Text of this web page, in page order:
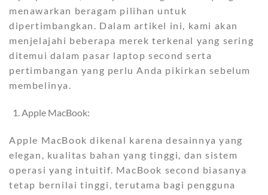
menawarkan beragam pilihan untuk
dipertimbangkan. Dalam artikel ini, kami akan
menjelajahi beberapa merek terkenal yang sering
ditemui dalam pasar laptop second serta
pertimbangan yang perlu Anda pikirkan sebelum
membelinya.
Apple MacBook:
Apple MacBook dikenal karena desainnya yang
elegan, kualitas bahan yang tinggi, dan sistem
operasi yang intuitif. MacBook second biasanya
tetap bernilai tinggi, terutama bagi pengguna